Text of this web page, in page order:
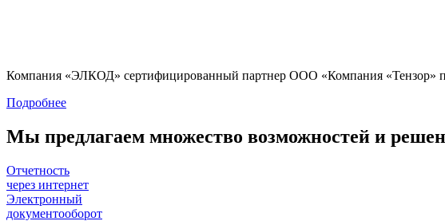
Компания «ЭЛКОД» сертифицированный партнер ООО «Компания
Подробнее
Мы предлагаем множество возможностей и
Отчетность
через интернет
Электронный
документооборот